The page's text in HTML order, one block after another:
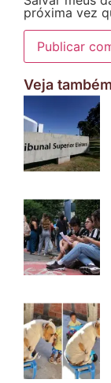
próxima vez
Veja